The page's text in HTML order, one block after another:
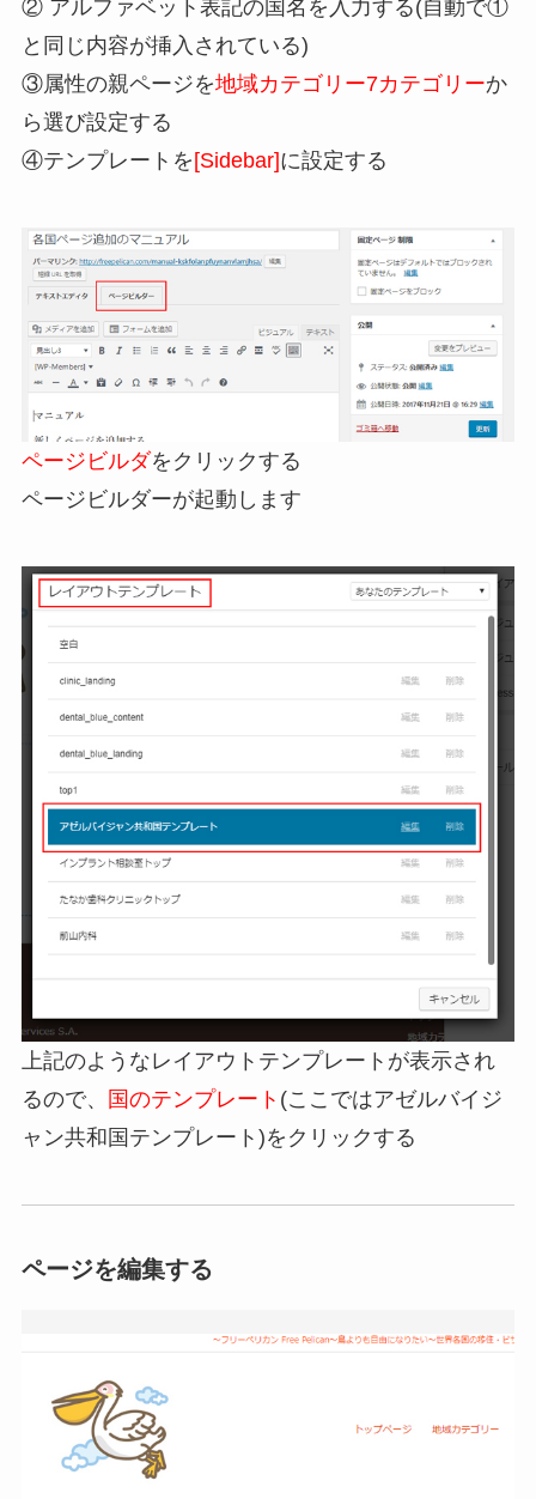
② アルファベット表記の国名を入力する(自動で①
と同じ内容が挿入されている)
③属性の親ページを地域カテゴリー7カテゴリーか
ら選び設定する
④テンプレートを [Sidebar]に設定する
ページビルダをクリックする
ページビルダーが起動します
上記のようなレイアウトテンプレートが表示され
るので、
国のテンプレート (ここではアゼルバイジ
ャン共和国テンプレート)をクリックする
ページを編集する